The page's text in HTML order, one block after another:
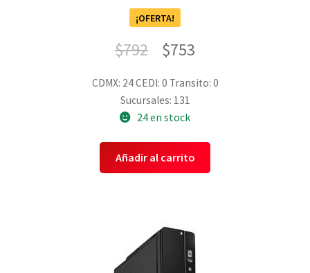
¡OFERTA!
$792 $753
CDMX: 24CEDI: 0 Transito: 0
Sucursales: 131
24 en stock
Añadir al carrito